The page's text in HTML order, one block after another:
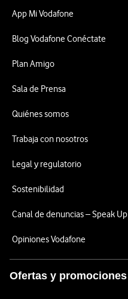
App Mi Vodafone
Blog Vodafone Conéctate
Plan Amigo
Sala de Prensa
Quiénes somos
Trabaja con nosotros
Legal y regulatorio
Sostenibilidad
Canal de denuncias – Speak Up
Opiniones Vodafone
Ofertas y promociones